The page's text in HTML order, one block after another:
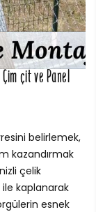
çit ve Panel
belirlemek,
kazandırmak
çelik
kaplanarak
esnek